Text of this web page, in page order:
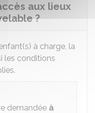
aux lieux
?
à charge, la
les conditions
demandée à